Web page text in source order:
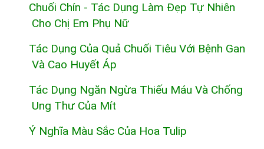
Chuối Chín - Tác Dụng Làm Đẹp Tự Nhiên
Cho Chị Em Phụ Nữ
Tác Dụng Của Quả Chuối Tiêu Với Bệnh Gan
Và Cao Huyết Áp
Tác Dụng Ngăn Ngừa Thiếu Máu Và Chống
Ung Thư Của Mít
Ý Nghĩa Màu Sắc Của Hoa Tulip